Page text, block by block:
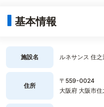
基本情報
施設名 ルネサンス 住之
住所
〒559-0024
大阪府 大阪市